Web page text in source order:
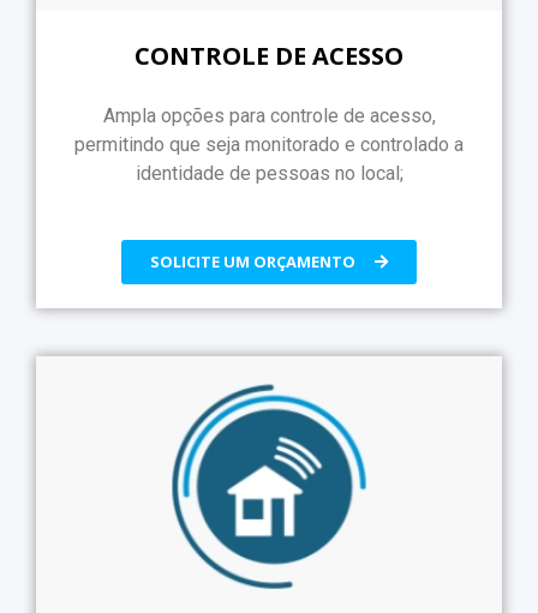
CONTROLE DE ACESSO
Ampla opções para controle de acesso,
permitindo que seja monitorado e controlado a
identidade de pessoas no local;
SOLICITE UM ORÇAMENTO